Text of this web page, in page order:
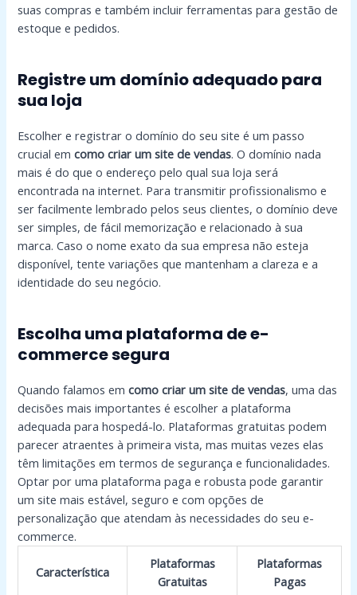
suas compras e também incluir ferramentas para gestão de
estoque e pedidos.
Registre um domínio adequado para
sua loja
Escolher e registrar o domínio do seu site é um passo
crucial emcomo criar um site de vendas. O domínio nada
mais é do que o endereço pelo qual sua loja será
encontrada na internet. Para transmitir profissionalismo e
ser facilmente lembrado pelos seus clientes, o domínio deve
ser simples, de fácil memorização e relacionado à sua
marca. Caso o nome exato da sua empresa não esteja
disponível, tente variações que mantenham a clareza e a
identidade do seu negócio.
Escolha uma plataforma de e-
commerce segura
Quando falamos emcomo criar um site de vendas, uma das
decisões mais importantes é escolher a plataforma
adequada para hospedá-lo. Plataformas gratuitas podem
parecer atraentes à primeira vista, mas muitas vezes elas
têm limitações em termos de segurança e funcionalidades.
Optar por uma plataforma paga e robusta pode garantir
um site mais estável, seguro e com opções de
personalização que atendam às necessidades do seu e-
commerce.
Característica
Plataformas
Gratuitas
Plataformas
Pagas